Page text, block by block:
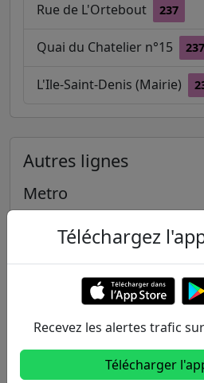
Rue de L'Ortebout 237
Quai du Chatelier n°15 237
L'Ile-Saint-Denis (Mairie)
Autres lignes
Metro
2 3
6 7
9 10 11 12
Téléchargez
Recevez les alertes trafic
Télécharger